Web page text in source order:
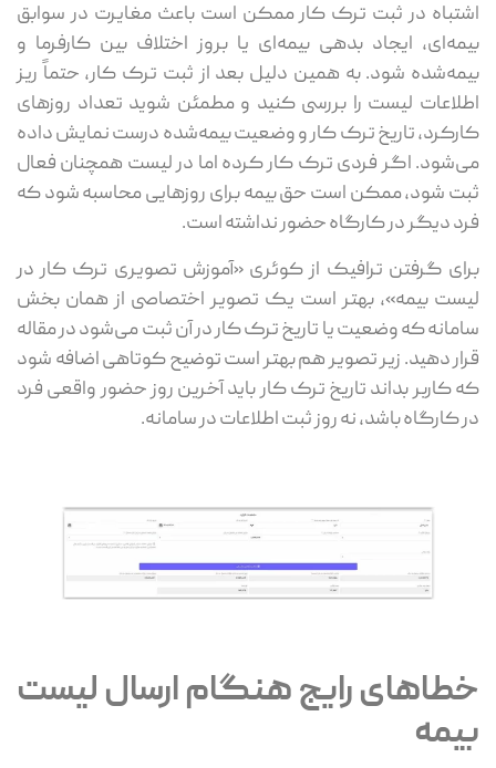
اشتباه در ثبت ترک کار ممکن است باعث مغایرت در سوابق
بیمه‌ای، ایجاد بدهی بیمه‌ای یا بروز اختلاف بین کارفرما و
بیمه‌شده شود. به همین دلیل بعد از ثبت ترک کار، حتماً ریز
اطلاعات لیست را بررسی کنید و مطمئن شوید تعداد روزهای
کارکرد، تاریخ ترک کار و وضعیت بیمه‌شده درست نمایش داده
می‌شود. اگر فردی ترک کار کرده اما در لیست همچنان فعال
ثبت شود، ممکن است حق بیمه برای روزهایی محاسبه شود که
فرد دیگر در کارگاه حضور نداشته است.
برای گرفتن ترافیک از کوئری «آموزش تصویری ترک کار در
لیست بیمه»، بهتر است یک تصویر اختصاصی از همان بخش
سامانه که وضعیت یا تاریخ ترک کار در آن ثبت می‌شود در مقاله
قرار دهید. زیر تصویر هم بهتر است توضیح کوتاهی اضافه شود
که کاربر بداند تاریخ ترک کار باید آخرین روز حضور واقعی فرد
در کارگاه باشد، نه روز ثبت اطلاعات در سامانه.
خطاهای رایج هنگام ارسال لیست
بیمه